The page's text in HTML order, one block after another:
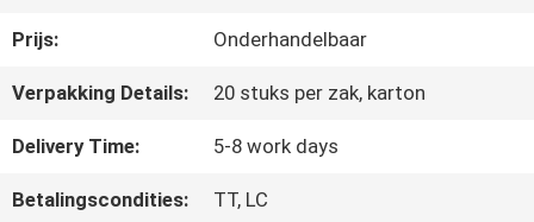
KWALITEITSCONTROLE
CONTACTEER
ONS
Prijs: Onderhandelbaar
Verpakking Details: 20 stuks per zak, karton
Delivery Time: 5-8 work days
Betalingscondities: TT, LC